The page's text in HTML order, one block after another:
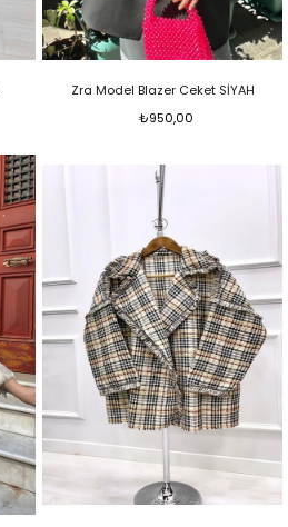
Zra Model Blazer Ceket SİYAH
₺950,00